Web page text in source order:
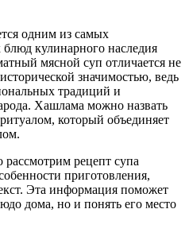
одним из самых
кулинарного наследия
мясной суп отличается не
значимостью, ведь
традиций и
Хашлама можно назвать
который объединяет
рецепт супа
приготовления,
Эта информация поможет
дома, но и понять его место